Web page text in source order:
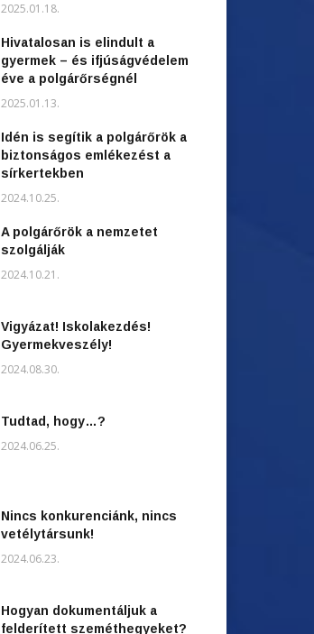
2025.01.18.
Hivatalosan is elindult a
gyermek – és ifjúságvédelem
éve a polgárőrségnél
2025.01.13.
Idén is segítik a polgárőrök a
biztonságos emlékezést a
sírkertekben
2024.10.25.
A polgárőrök a nemzetet
szolgálják
2024.10.21.
Vigyázat! Iskolakezdés!
Gyermekveszély!
2024.08.30.
Tudtad, hogy…?
2024.06.25.
Nincs konkurenciánk, nincs
vetélytársunk!
2024.06.23.
Hogyan dokumentáljuk a
felderített szeméthegyeket?